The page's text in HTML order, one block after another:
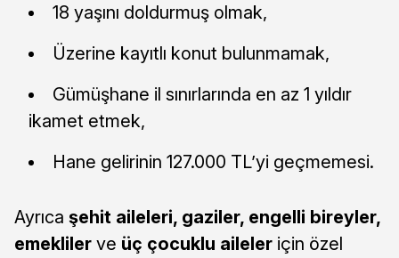
18 yaşını doldurmuş olmak,
Üzerine kayıtlı konut bulunmamak,
Gümüşhane il sınırlarında en az 1 yıldır
ikamet etmek,
Hane gelirinin 127.000 TL’yi geçmemesi.
Ayrıca şehit aileleri, gaziler, engelli bireyler,
emekliler ve üç çocuklu aileler için özel